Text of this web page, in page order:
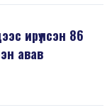
ирүүлсэн 86
авав